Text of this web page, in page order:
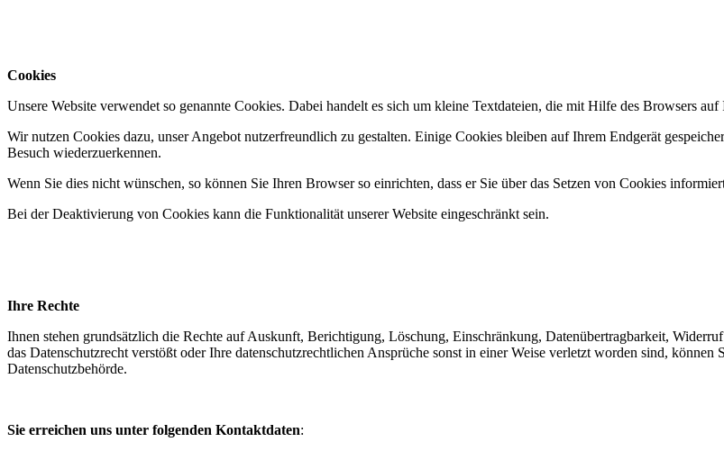
Cookies
Unsere Website verwendet so genannte Cookies. Dabei handelt es sich um kleine Textdateien, die mit Hilfe des Browsers
Wir nutzen Cookies dazu, unser Angebot nutzerfreundlich zu gestalten. Einige Cookies bleiben auf Ihrem Endgerät
Besuch wiederzuerkennen.
Wenn Sie dies nicht wünschen, so können Sie Ihren Browser so einrichten, dass er Sie über das Setzen von Cookies
Bei der Deaktivierung von Cookies kann die Funktionalität unserer Website eingeschränkt sein.
Ihre Rechte
Ihnen stehen grundsätzlich die Rechte auf Auskunft, Berichtigung, Löschung, Einschränkung, Datenübertragbarkeit,
das Datenschutzrecht verstößt oder Ihre datenschutzrechtlichen Ansprüche sonst in einer Weise verletzt worden sind,
Datenschutzbehörde.
Sie erreichen uns unter folgenden Kontaktdaten: